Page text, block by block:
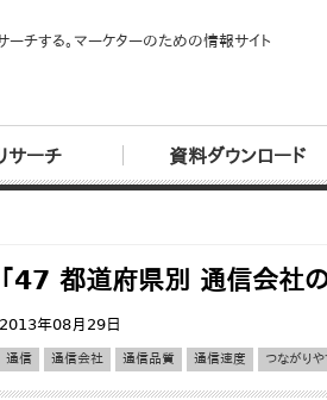
ーチする。マーケターのための情報サイト
サーチ 資料ダウンロード
「47 都道府県別 通信会社
2013年08月29日
通信 通信会社 通信品質 通信速度 つながりや